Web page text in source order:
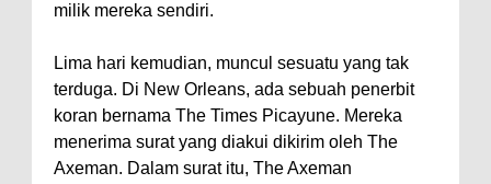
milik mereka sendiri.
Lima hari kemudian, muncul sesuatu yang tak
terduga. Di New Orleans, ada sebuah penerbit
koran bernama The Times Picayune. Mereka
menerima surat yang diakui dikirim oleh The
Axeman. Dalam surat itu, The Axeman